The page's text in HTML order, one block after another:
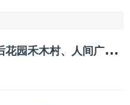
寻
找最美古村（四）：神的后花园禾木村、人间广寒宫什寒村、凤巢古村金鸡台，鹭鸶天堂屋基村